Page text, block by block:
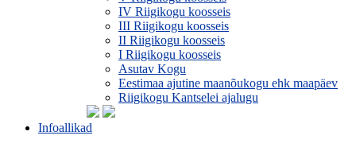
IV Riigikogu koosseis
III Riigikogu koosseis
II Riigikogu koosseis
I Riigikogu koosseis
Asutav Kogu
Eestimaa ajutine maanõukogu ehk maapäev
Riigikogu Kantselei ajalugu
Infoallikad